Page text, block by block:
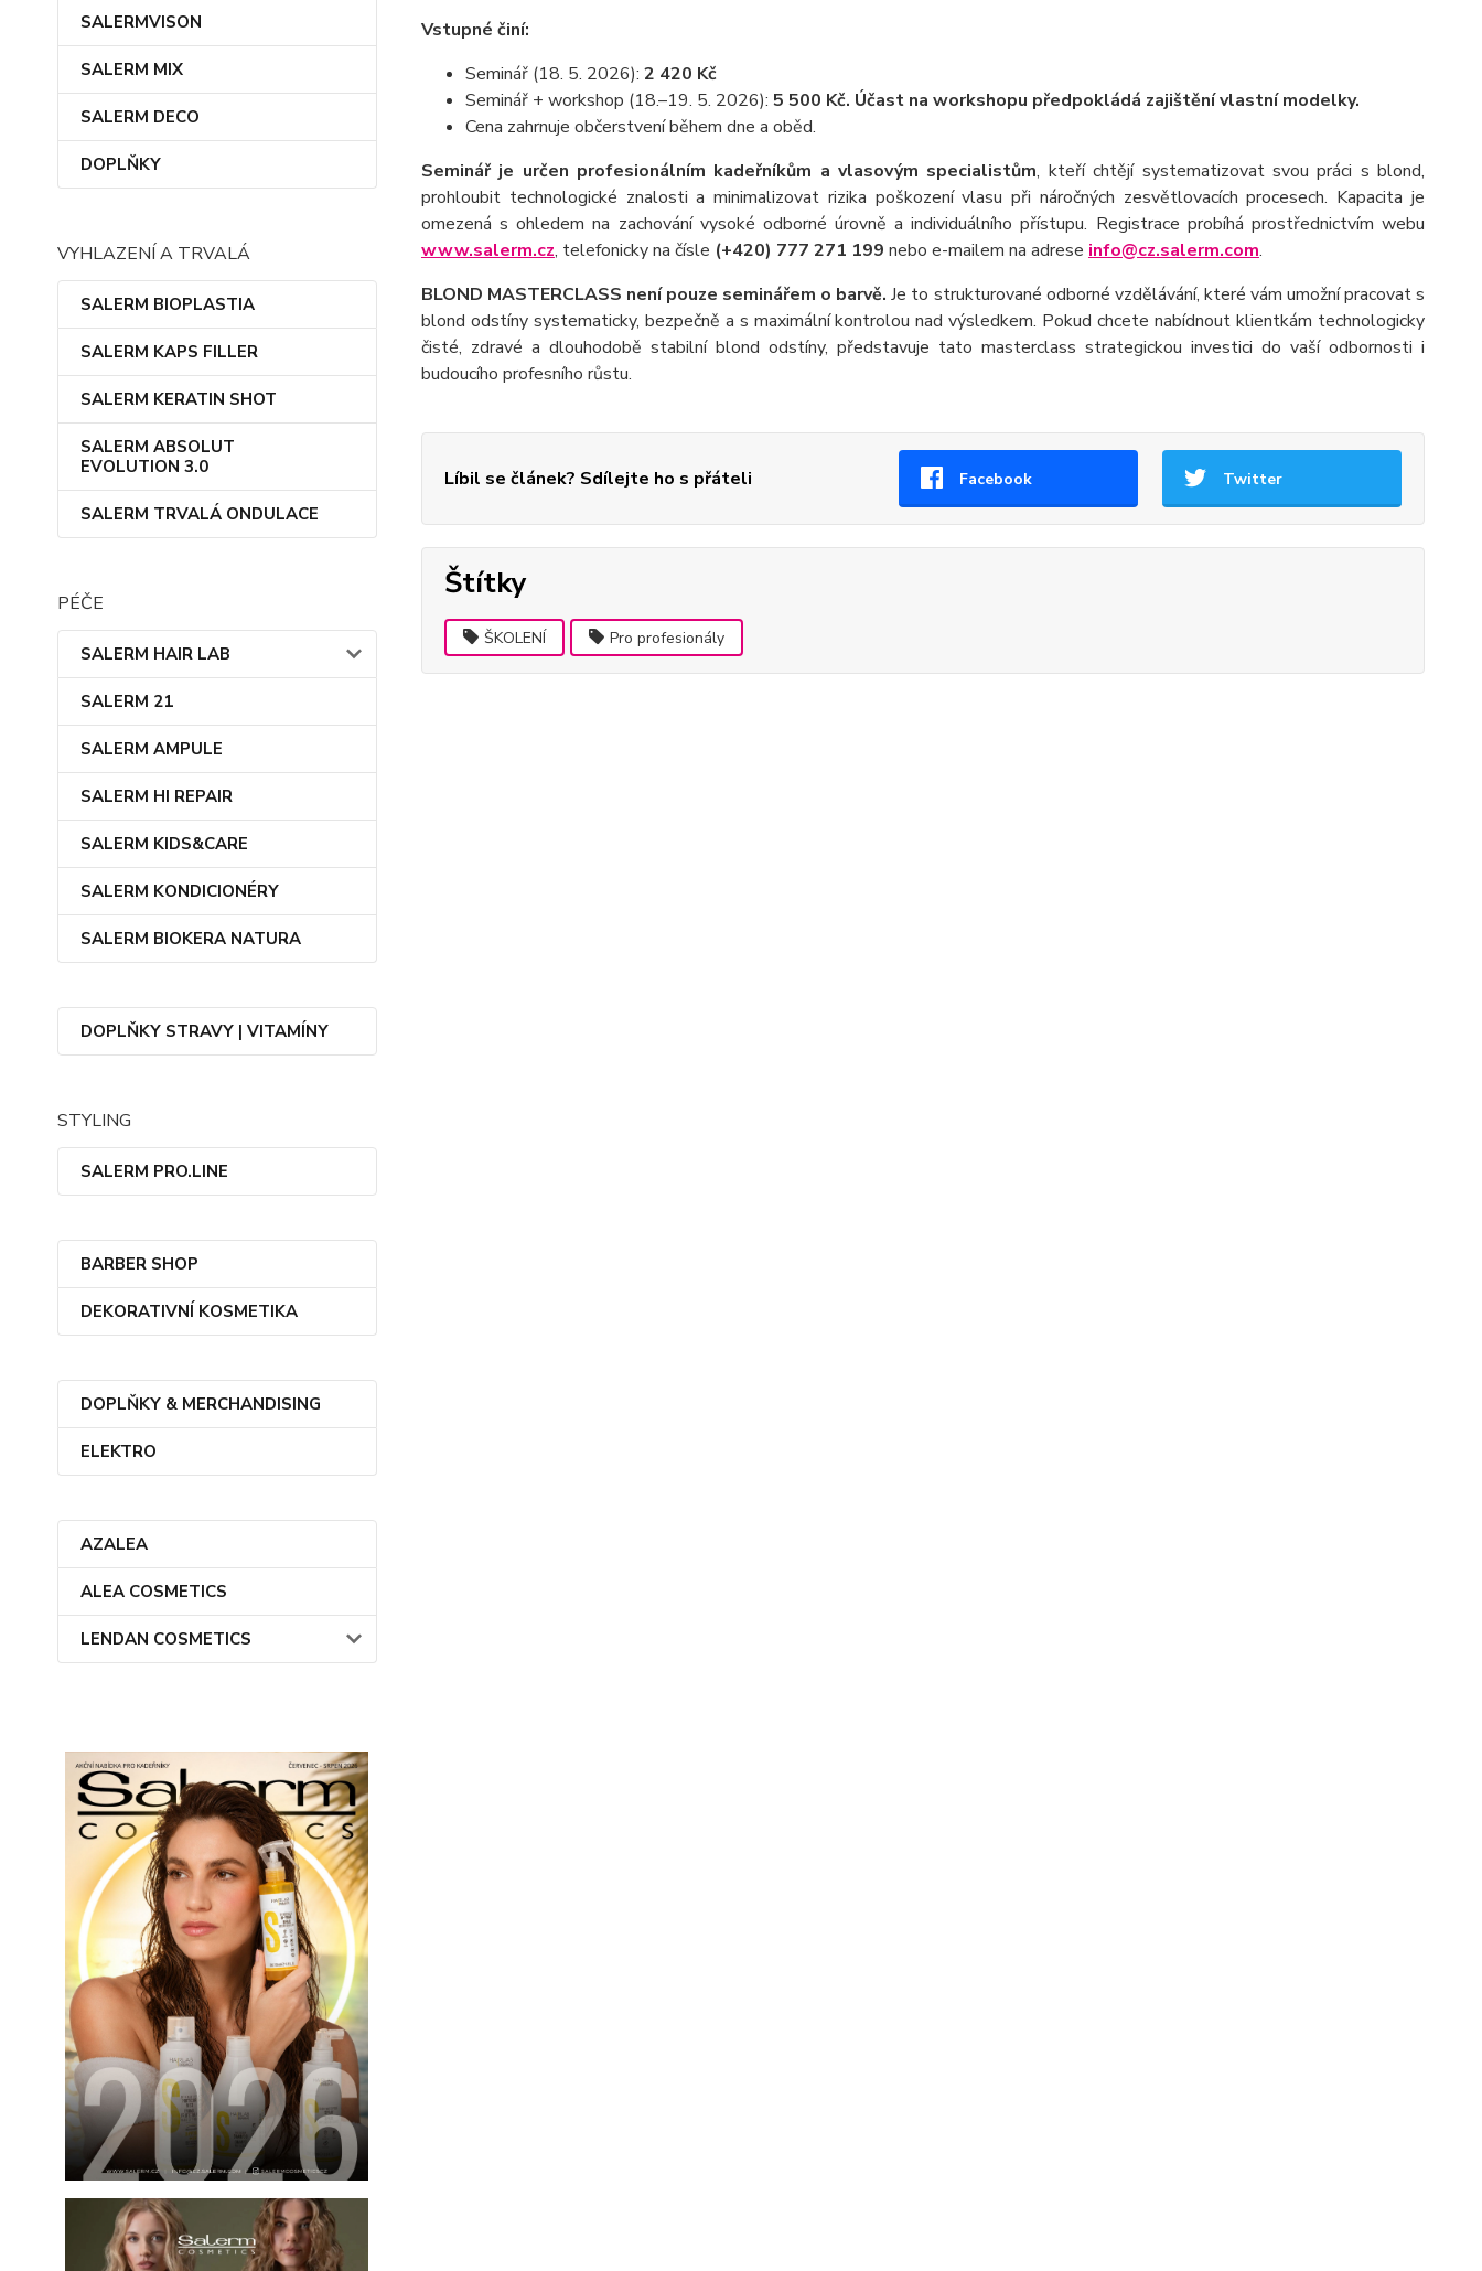
SALERMVISON
SALERM MIX
SALERM DECO
DOPLŇKY
VYHLAZENÍ A TRVALÁ
SALERM BIOPLASTIA
SALERM KAPS FILLER
SALERM KERATIN SHOT
SALERM ABSOLUT
EVOLUTION 3.0
SALERM TRVALÁ ONDULACE
PÉČE
SALERM HAIR LAB
SALERM 21
SALERM AMPULE
SALERM HI REPAIR
SALERM KIDS&CARE
SALERM KONDICIONÉRY
SALERM BIOKERA NATURA
DOPLŇKY STRAVY | VITAMÍNY
STYLING
SALERM PRO.LINE
BARBER SHOP
DEKORATIVNÍ KOSMETIKA
DOPLŇKY & MERCHANDISING
ELEKTRO
AZALEA
ALEA COSMETICS
LENDAN COSMETICS
Vstupné činí:
Seminář (18. 5. 2026): 2 420 Kč
Seminář + workshop (18.–19. 5. 2026): 5 500 Kč. Účast na workshopu předpokládá zajištění vlastní modelky.
Cena zahrnuje občerstvení během dne a oběd.
Seminář je určen profesionálním kadeřníkům a vlasovým specialistům, kteří chtějí systematizovat svou práci s blond,
prohloubit technologické znalosti a minimalizovat rizika poškození vlasu při náročných zesvětlovacích procesech. Kapacita je
omezená s ohledem na zachování vysoké odborné úrovně a individuálního přístupu. Registrace probíhá prostřednictvím webu
www.salerm.cz, telefonicky na čísle (+420) 777 271 199 nebo e-mailem na adrese info@cz.salerm.com.
BLOND MASTERCLASS není pouze seminářem o barvě. Je to strukturované odborné vzdělávání, které vám umožní pracovat s
blond odstíny systematicky, bezpečně a s maximální kontrolou nad výsledkem. Pokud chcete nabídnout klientkám technologicky
čisté, zdravé a dlouhodobě stabilní blond odstíny, představuje tato masterclass strategickou investici do vaší odbornosti i
budoucího profesního růstu.
Líbil se článek? Sdílejte ho s přáteli Facebook Twitter
Štítky
ŠKOLENÍ Pro profesionály